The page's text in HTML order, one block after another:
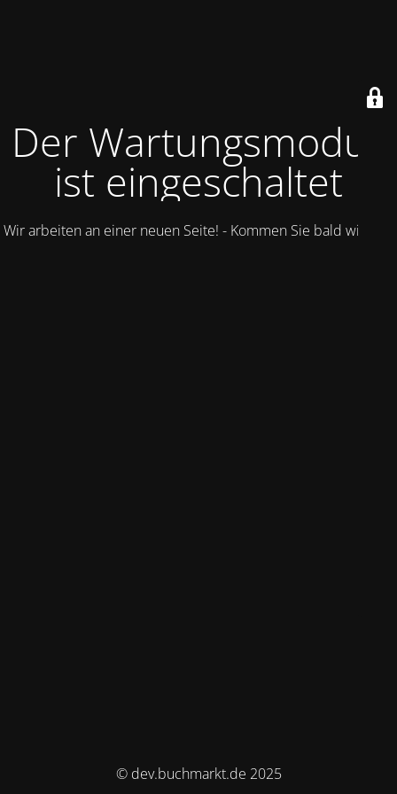
Der Wartungsmodus
ist eingeschaltet
Wir arbeiten an einer neuen Seite! - Kommen Sie bald wieder.
© dev.buchmarkt.de 2025